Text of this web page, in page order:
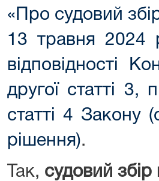
«Про судовий
13 травня 2024
відповідності
другої статті 3,
статті 4 Закону
рішення).
Так, судовий